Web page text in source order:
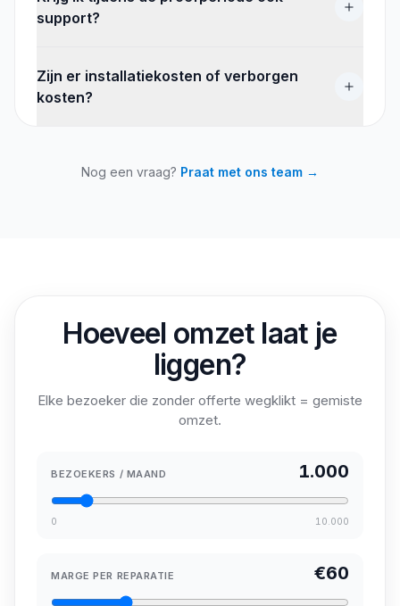
support?
Zijn er installatiekosten of verborgen
kosten?
Nog een vraag? Praat met ons team →
Hoeveel omzet laat je
liggen?
Elke bezoeker die zonder offerte wegklikt = gemiste
omzet.
BEZOEKERS / MAAND 1.000
0 10.000
MARGE PER REPARATIE €60